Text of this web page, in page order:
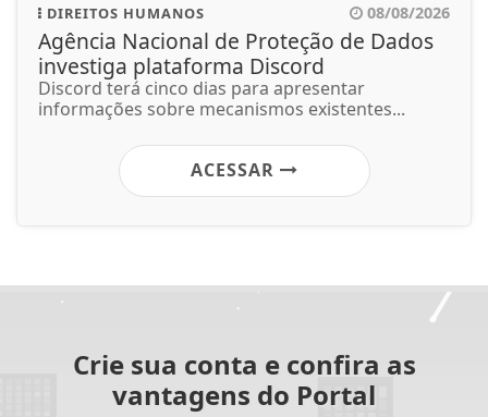
DIREITOS HUMANOS 08/08/2026
Agência Nacional de Proteção de Dados
investiga plataforma Discord
Discord terá cinco dias para apresentar
informações sobre mecanismos existentes...
ACESSAR
Crie sua conta e confira as
vantagens do Portal